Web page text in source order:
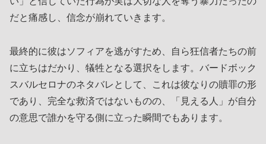
だと痛感し、信念が崩れていきます。
最終的に彼はソフィアを逃がすため、自ら狂信者たちの前
に立ちはだかり、犠牲となる選択をします。バードボック
スバルセロナのネタバレとして、これは彼なりの贖罪の形
であり、完全な救済ではないものの、「見える人」が自分
の意思で誰かを守る側に立った瞬間でもあります。